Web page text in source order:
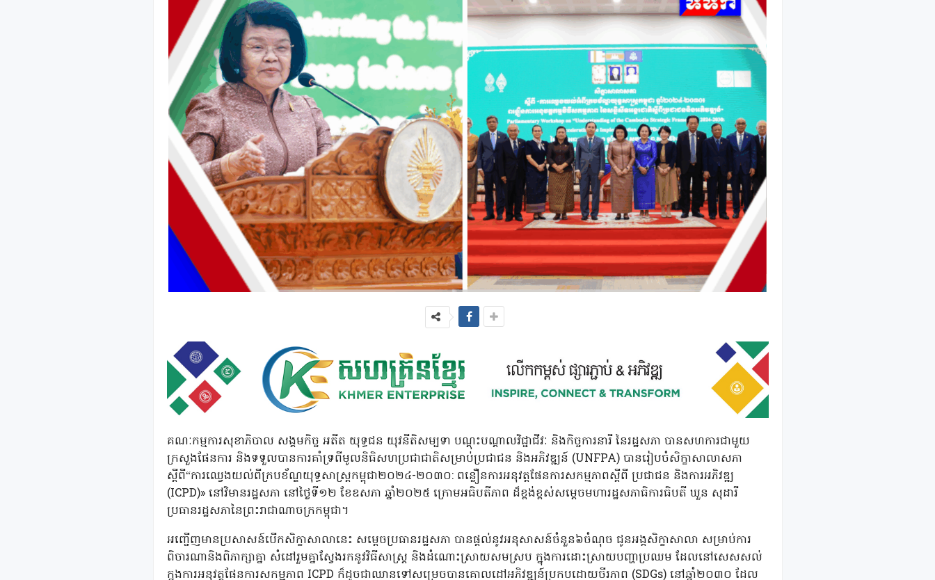
គណៈកម្មការសុខាភិបាល សង្គមកិច្ច អតីត យុទ្ធជន យុវនីតិសម្បទា បណ្តុះបណ្តាលវិជ្ជាជីវៈ និងកិច្ចការនារី នៃរដ្ឋសភា បានសហការជាមួយ
ក្រសួងផែនការ និងទទួលបានការគាំទ្រពីមូលនិធិសហប្រជាជាតិសម្រាប់ប្រជាជន និងអភិវឌ្ឍន៍ (UNFPA) បានរៀបចំសិក្ខាសាលាសភា
ស្តីពី“ការឈ្វេងយល់ពីក្របខ័ណ្ឌយុទ្ធសាស្ត្រកម្ពុជា២០២៤-២០៣០: ពន្លឿនការអនុវត្តផែនការសកម្មភាពស្តីពី ប្រជាជន និងការអភិវឌ្ឍ
(ICPD)» នៅវិមានរដ្ឋសភា នៅថ្ងៃទី១២ ខែឧសភា ឆ្នាំ២០២៥ ក្រោមអធិបតីភាព ដ៏ខ្ពង់ខ្ពស់សម្តេចមហារដ្ឋសភាធិការធិបតី ឃួន សុដារី
ប្រធានរដ្ឋសភានៃព្រះរាជាណាចក្រកម្ពុជា។
អញ្ជើញមានប្រសាសន៍បើកសិក្ខាសាលានេះ សម្តេចប្រធានរដ្ឋសភា បានផ្តល់នូវអនុសាសន៍ចំនួន៦ចំណុច ជូនអង្គសិក្ខាសាលា សម្រាប់ការ
ពិចារណានិងពិភាក្សាគ្នា សំដៅរួមគ្នាស្វែងរកនូវវិធីសាស្ត្រ និងដំណោះស្រាយសមស្រប ក្នុងការដោះស្រាយបញ្ហាប្រឈម ដែលនៅសេសសល់
ក្នុងការអនុវត្តផែនការសកម្មភាព ICPD ក៏ដូចជាឈានទៅសម្រេចបានគោលដៅអភិវឌ្ឍន៍ប្រកបដោយចីរភាព (SDGs) នៅឆ្នាំ២០៣០ ដែល